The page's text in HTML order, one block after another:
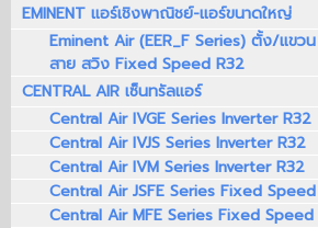
EMINENT แอร์เชิงพาณิชย์-แอร์ขนาดใหญ่
Eminent Air (EER_F Series) ตั้ง/แขวน
สาย สวิง Fixed Speed R32
CENTRAL AIR เซ็นทรัลแอร์
Central Air IVGE Series Inverter R32
Central Air IVJS Series Inverter R32
Central Air IVM Series Inverter R32
Central Air JSFE Series Fixed
Central Air MFE Series Fixed Speed